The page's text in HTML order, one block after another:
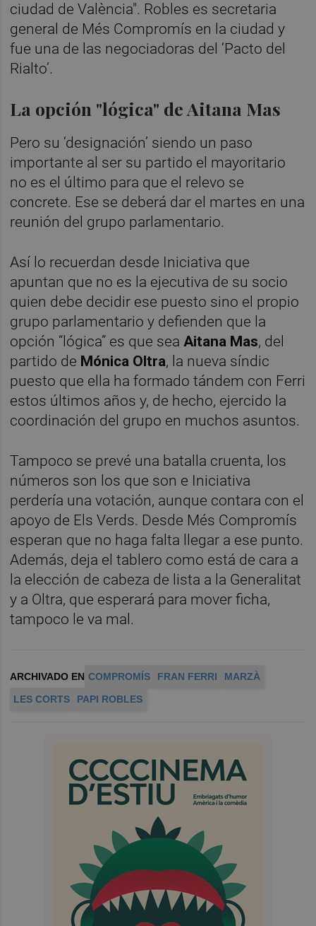
ciudad de València". Robles es secretaria
general de Més Compromís en la ciudad y
fue una de las negociadoras del ‘Pacto del
Rialto’.
La opción "lógica" de Aitana Mas
Pero su ‘designación’ siendo un paso
importante al ser su partido el mayoritario
no es el último para que el relevo se
concrete. Ese se deberá dar el martes en una
reunión del grupo parlamentario.
Así lo recuerdan desde Iniciativa que
apuntan que no es la ejecutiva de su socio
quien debe decidir ese puesto sino el propio
grupo parlamentario y defienden que la
opción “lógica” es que seaAitana Mas, del
partido de Mónica Oltra, la nueva síndic
puesto que ella ha formado tándem con Ferri
estos últimos años y, de hecho, ejercido la
coordinación del grupo en muchos asuntos.
Tampoco se prevé una batalla cruenta, los
números son los que son e Iniciativa
perdería una votación, aunque contara con el
apoyo de Els Verds. Desde Més Compromís
esperan que no haga falta llegar a ese punto.
Además, deja el tablero como está de cara a
la elección de cabeza de lista a la Generalitat
y a Oltra, que esperará para mover ficha,
tampoco le va mal.
ARCHIVADO EN COMPROMÍS FRAN FERRI
MARZÀ
LES CORTS
PAPI ROBLES